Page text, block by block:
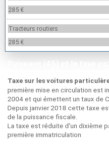
285 €
Tracteurs routiers
285 €
Taxe sur les voitures
première mise en circulation est
2004 et qui émettent un taux de
Depuis janvier 2018 cette taxe
de la puissance fiscale.
La taxe est réduite d'un dixième
première immatriculation